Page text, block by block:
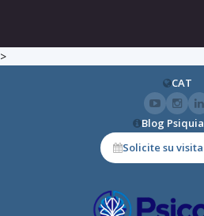
>
CAT
Blog
Solicite su